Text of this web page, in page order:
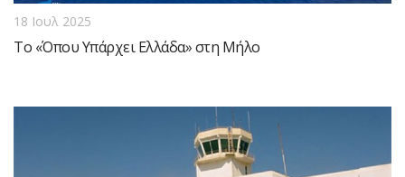
18 Ιουλ 2025
Το «Όπου Υπάρχει Ελλάδα» στη Μήλο